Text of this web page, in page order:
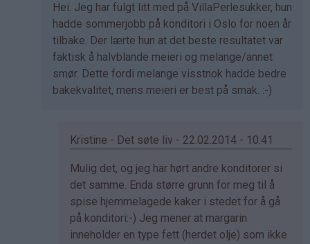
Som
svar
på
av
Kristine
-
Hei. Jeg har fulgt litt med på VillaPerlesukker, hun
hadde sommerjobb på konditori i Oslo for noen år
tilbake. Der lærte hun at det beste resultatet var
faktisk å halvblande meieri og melange/annet
smør. Dette fordi melange visstnok hadde bedre
bakekvalitet, mens meieri er best på smak. :-)
Kristine - Det søte liv - 22.02.2014 - 10:41
Som
svar
på
av
Anne
Mulig det, og jeg har hørt andre konditorer si
det samme. Enda større grunn for meg til å
spise hjemmelagede kaker i stedet for å gå
på konditori:-) Jeg mener at margarin
inneholder en type fett (herdet olje) som ikke